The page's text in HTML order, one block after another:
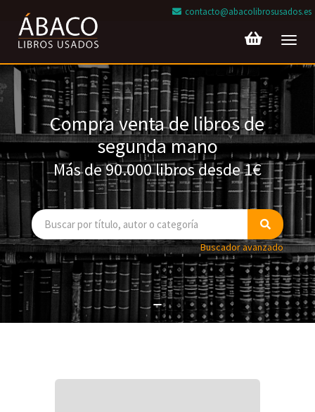
contacto@abacolibrosusados.es
Compra venta de libros de
segunda mano
Más de 90.000 libros desde 1€
Buscador avanzado